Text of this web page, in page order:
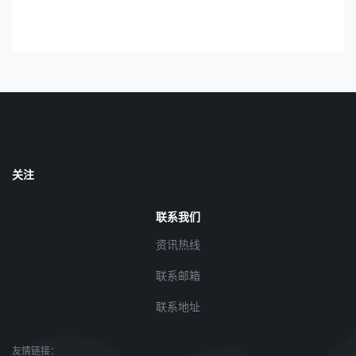
关注
联系我们
资讯热线
联系邮箱
联系地址
友情链接：